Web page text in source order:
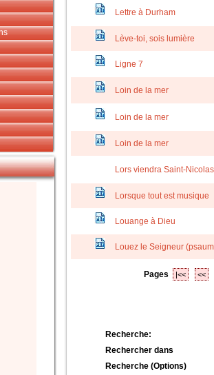
Lettre à Durham
Lève-toi, sois lumière
Ligne 7
Loin de la mer
Loin de la mer
Loin de la mer
Lors viendra Saint-Nicolas
Lorsque tout est musique
Louange à Dieu
Louez le Seigneur
Pages |<< <<
Recherche:
Rechercher dans
Recherche (Options)